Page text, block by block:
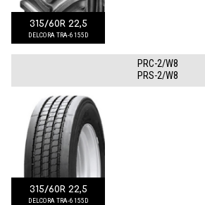
315/60R 22,5
DELCORA TRA-6 155D
PRC-2/W8
PRS-2/W8
315/60R 22,5
DELCORA TRA-6 155D